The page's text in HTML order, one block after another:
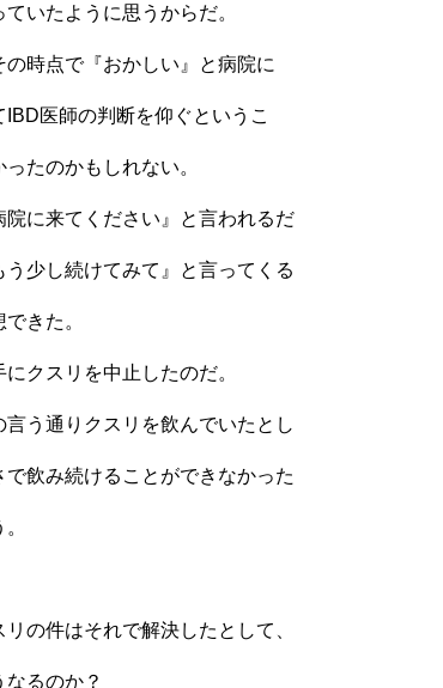
いたように思うからだ。
の時点で『おかしい』と病院に
IBD医師の判断を仰ぐというこ
ったのかもしれない。
院に来てください』と言われるだ
う少し続けてみて』と言ってくる
きた。
クスリを中止したのだ。
言う通りクスリを飲んでいたとし
で飲み続けることができなかった
リの件はそれで解決したとして、
なるのか？